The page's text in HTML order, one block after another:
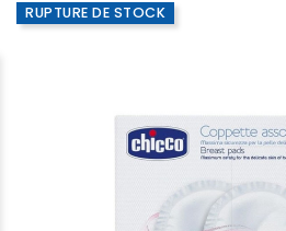
RUPTURE DE STOCK